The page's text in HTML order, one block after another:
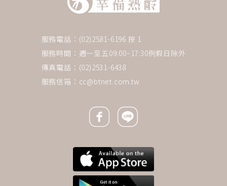
服務電話：(02)2581-6196 按 1
服務時間：週一至五09:00~17:30例假日除外
傳真電話：(02)2531-6438
服務信箱： cc@btnet.com.tw
Facebook icon
Line icon